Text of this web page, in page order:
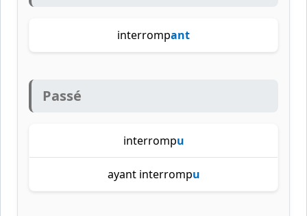
interrompant
Passé
interrompu
ayant interrompu